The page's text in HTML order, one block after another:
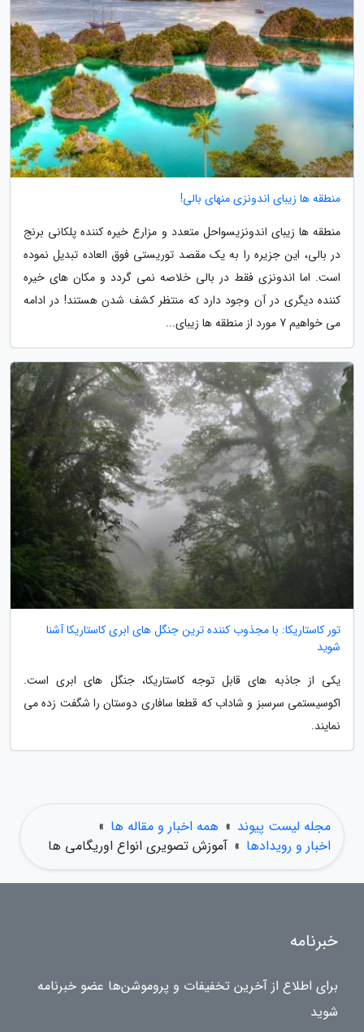
منطقه ها زیبای اندونزی منهای بالی!
منطقه ها زیبای اندونزیسواحل متعدد و مزارع خیره کننده پلکانی برنج
در بالی، این جزیره را به یک مقصد توریستی فوق العاده تبدیل نموده
است. اما اندونزی فقط در بالی خلاصه نمی گردد و مکان های خیره
کننده دیگری در آن وجود دارد که منتظر کشف شدن هستند! در ادامه
می خواهیم 7 مورد از منطقه ها زیبای...
تور کاستاریکا: با مجذوب کننده ترین جنگل های ابری کاستاریکا آشنا
شوید
یکی از جاذبه های قابل توجه کاستاریکا، جنگل های ابری است.
اکوسیستمی سرسبز و شاداب که قطعا سافاری دوستان را شگفت زده می
نمایند.
مجله لیست پیوند » همه اخبار و مقاله ها »
اخبار و رویدادها » آموزش تصویری انواع اوریگامی ها
خبرنامه
برای اطلاع از آخرین تخفیفات و پروموشن‌ها عضو خبرنامه
شوید